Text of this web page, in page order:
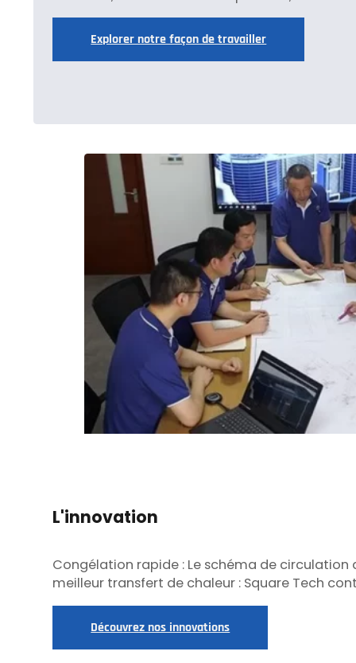
Explorer notre façon de travailler
L'innovation
Congélation rapide : Le schéma de
meilleur transfert de chaleur : Square Tech
Découvrez nos innovations